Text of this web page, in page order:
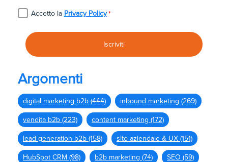
Accetto la Privacy Policy *
Argomenti
digital marketing b2b (444) inbound marketing (269)
vendita b2b (223) content marketing (172)
lead generation b2b (158) sito aziendale & UX (151)
HubSpot CRM (98) b2b marketing (74) SEO (59)